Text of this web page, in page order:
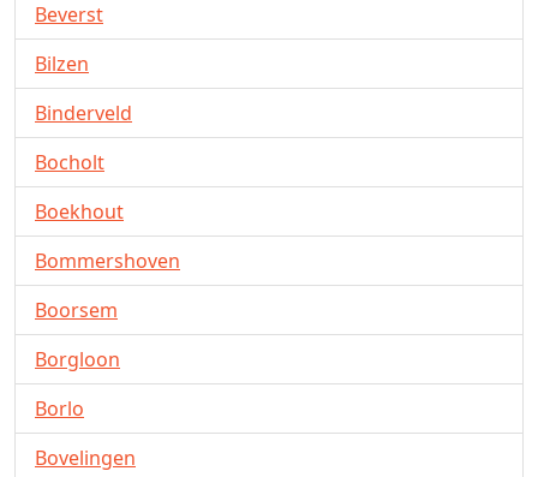
Beverst
Bilzen
Binderveld
Bocholt
Boekhout
Bommershoven
Boorsem
Borgloon
Borlo
Bovelingen